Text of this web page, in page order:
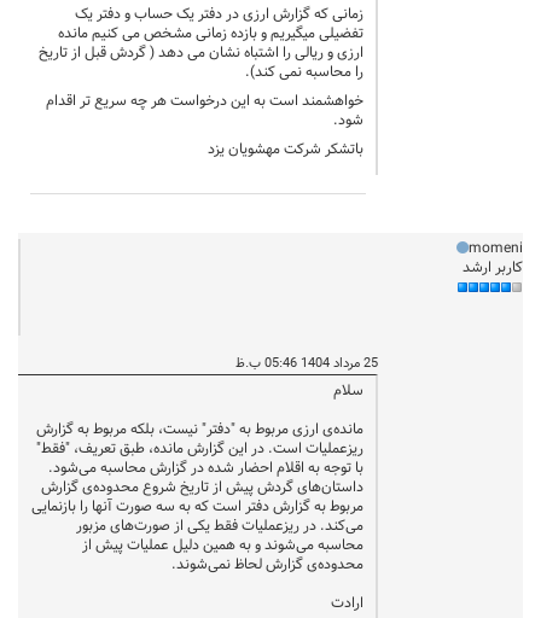
زمانی که گزارش ارزی در دفتر یک حساب و دفتر یک
تفضیلی میگیریم و بازده زمانی مشخص می کنیم مانده
ارزی و ریالی را اشتباه نشان می دهد ( گردش قبل از تاریخ
را محاسبه نمی کند).
خواهشمند است به این درخواست هر چه سریع تر اقدام
شود.
باتشکر شرکت مهشویان یزد
momeni
کاربر ارشد
25 مرداد 1404 05:46 ب.ظ
سلام
مانده‌ی ارزی مربوط به "دفتر" نیست، بلکه مربوط به گزارش
ریزعملیات است. در این گزارش مانده، طبق تعریف، "فقط"
با توجه به اقلام احضار شده در گزارش محاسبه می‌شود.
داستان‌های گردش پیش از تاریخ شروع محدوده‌ی گزارش
مربوط به گزارش دفتر است که به سه صورت آنها را بازنمایی
می‌کند. در ریزعملیات فقط یکی از صورت‌های مزبور
محاسبه می‌شوند و به همین دلیل عملیات پیش از
محدوده‌ی گزارش لحاظ نمی‌شوند.
ارادت